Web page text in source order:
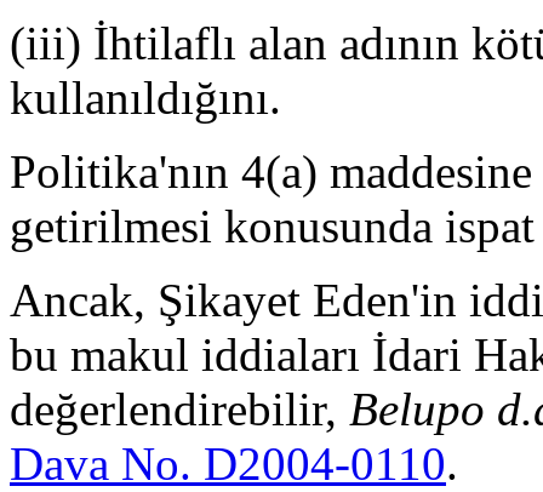
(iii) İhtilaflı alan adının
kullanıldığını.
Politika'nın 4(a)
getirilmesi konusunda
Ancak, Şikayet Eden'in
bu makul iddiaları İdari
değerlendirebilir, Belupo
Dava No. D2004-0110.